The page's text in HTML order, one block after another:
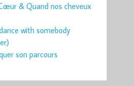
& Quand nos cheveux
with somebody
son parcours